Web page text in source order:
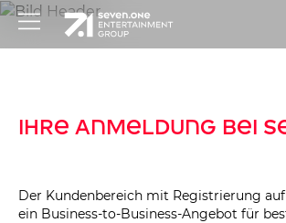
Ihre Anmeldung bei
Der Kundenbereich mit Registrierung auf
ein Business-to-Business-Angebot für